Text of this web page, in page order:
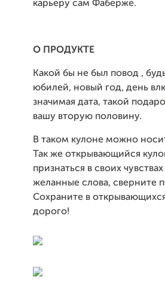
карьеру сам Фаберже.
О ПРОДУКТЕ
Какой бы не был повод ,
юбилей, новый год, день
значимая дата, такой
вашу вторую половину.
В таком кулоне можно
Так же открывающийся
признаться в своих
желанные слова, сверните
Сохраните в
дорого!